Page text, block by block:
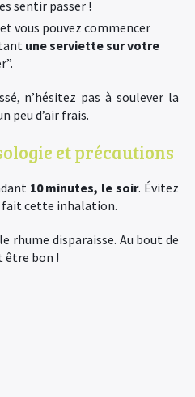
sentir passer !
et vous pouvez commencer
une serviette sur votre
n’hésitez pas à soulever la
peu d’air frais.
et précautions
10 minutes, le soir. Évitez
fait cette inhalation.
rhume disparaisse. Au bout de
être bon !